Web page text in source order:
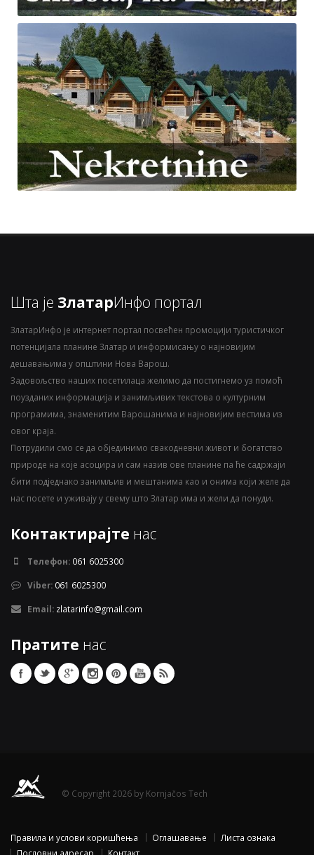
Шта је ЗлатарИнфо портал
ЗлатарИнфо је интернет портал посвећен промоцији туристичког
потенцијала планине Златар и информисању о најновијим
дешавањима у општини Нова Варош.
Задовољство наших посетилаца желимо да постигнемо уз помоћ
поузданих информација и занимљивих текстова о културним
програмима, знаменитим Варошанима и најновијим вестима из
овог краја.
Потрудили смо се да објединимо свакодневни живот и богатство
природе на које асоцира и сам назив ове планине па ће садржаји
бити подједнако занимљив и мештанима као и онима који желе да
нас посете и уживају у свему што Златар има и жели да понуди.
Контактирајте нас
Телефон: 061 6025300
Viber: 061 6025300
Email: zlatarinfo@gmail.com
Пратите нас
© Copyright 2026 by Kornjačos Tech
Правила и услови коришћења Оглашавање
Листа ознака
Пословни адресар
Контакт